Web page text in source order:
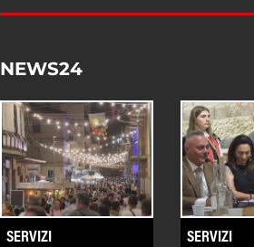
NEWS24
SERVIZI SERVIZI